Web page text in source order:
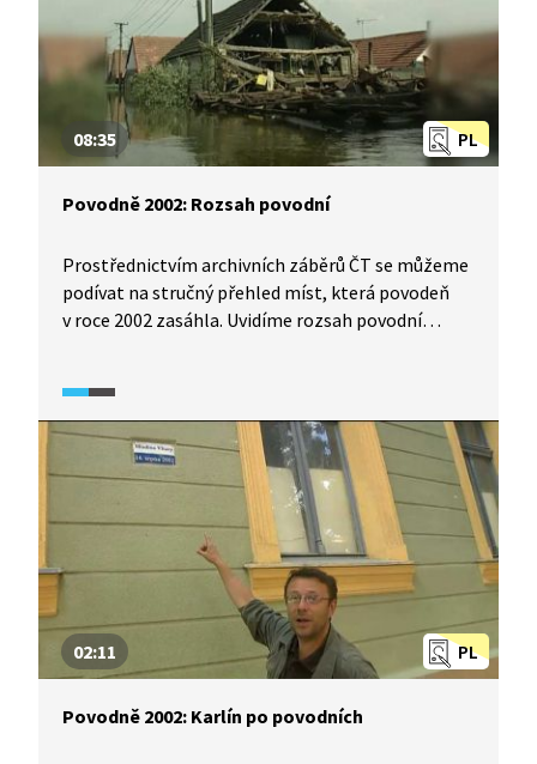
PL
08:35
Povodně 2002: Rozsah povodní
Prostřednictvím archivních záběrů ČT se můžeme
podívat na stručný přehled míst, která povodeň
v roce 2002 zasáhla. Uvidíme rozsah povodní
vesnice Zálezlice a Kly.
PL
02:11
Povodně 2002: Karlín po povodních